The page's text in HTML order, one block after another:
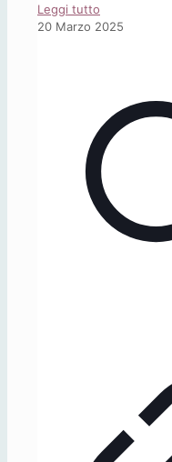
Leggi tutto
«Osservatorio
20 Marzo 2025